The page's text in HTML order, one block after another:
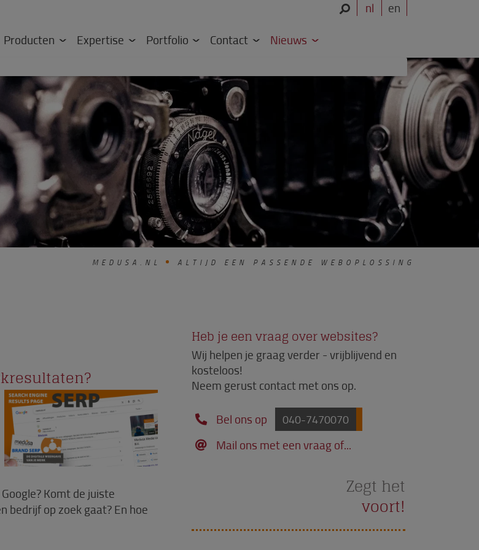
Producten Expertise Portfolio Contact Nieuws
nl en
MEDUSA.NL ALTIJD EEN PASSENDE WEBOPLOSSING
Komt de juiste
bedrijf op zoek gaat? En hoe
Heb je een vraag over websites?
Wij helpen je graag verder - vrijblijvend en
kosteloos!
Neem gerust contact met ons op.
Bel ons op 040-7470070
Mail ons met een vraag of...
Zegt het
voort!